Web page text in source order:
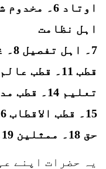
اہل نظامت
تعلیم 14۔ قطب مدار
حق 18۔ ممثلین 19۔ صدر الصّدور
یہ حضرات اپنے